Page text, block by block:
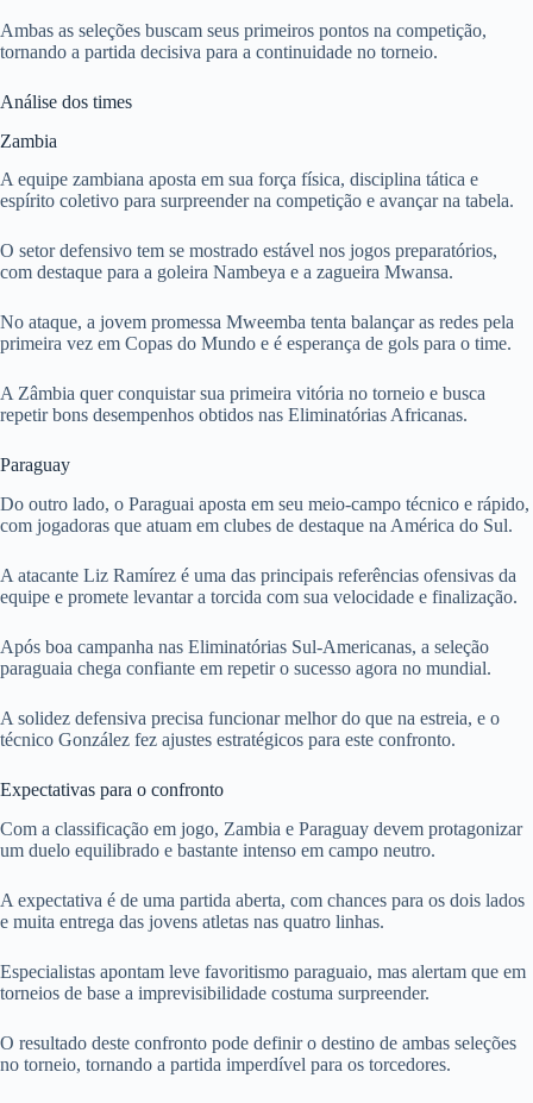
Ambas as seleções buscam seus primeiros pontos na competição,
tornando a partida decisiva para a continuidade no torneio.
Análise dos times
Zambia
A equipe zambiana aposta em sua força física, disciplina tática e
espírito coletivo para surpreender na competição e avançar na tabela.
O setor defensivo tem se mostrado estável nos jogos preparatórios,
com destaque para a goleira Nambeya e a zagueira Mwansa.
No ataque, a jovem promessa Mweemba tenta balançar as redes pela
primeira vez em Copas do Mundo e é esperança de gols para o time.
A Zâmbia quer conquistar sua primeira vitória no torneio e busca
repetir bons desempenhos obtidos nas Eliminatórias Africanas.
Paraguay
Do outro lado, o Paraguai aposta em seu meio-campo técnico e rápido,
com jogadoras que atuam em clubes de destaque na América do Sul.
A atacante Liz Ramírez é uma das principais referências ofensivas da
equipe e promete levantar a torcida com sua velocidade e finalização.
Após boa campanha nas Eliminatórias Sul-Americanas, a seleção
paraguaia chega confiante em repetir o sucesso agora no mundial.
A solidez defensiva precisa funcionar melhor do que na estreia, e o
técnico González fez ajustes estratégicos para este confronto.
Expectativas para o confronto
Com a classificação em jogo, Zambia e Paraguay devem protagonizar
um duelo equilibrado e bastante intenso em campo neutro.
A expectativa é de uma partida aberta, com chances para os dois lados
e muita entrega das jovens atletas nas quatro linhas.
Especialistas apontam leve favoritismo paraguaio, mas alertam que em
torneios de base a imprevisibilidade costuma surpreender.
O resultado deste confronto pode definir o destino de ambas seleções
no torneio, tornando a partida imperdível para os torcedores.